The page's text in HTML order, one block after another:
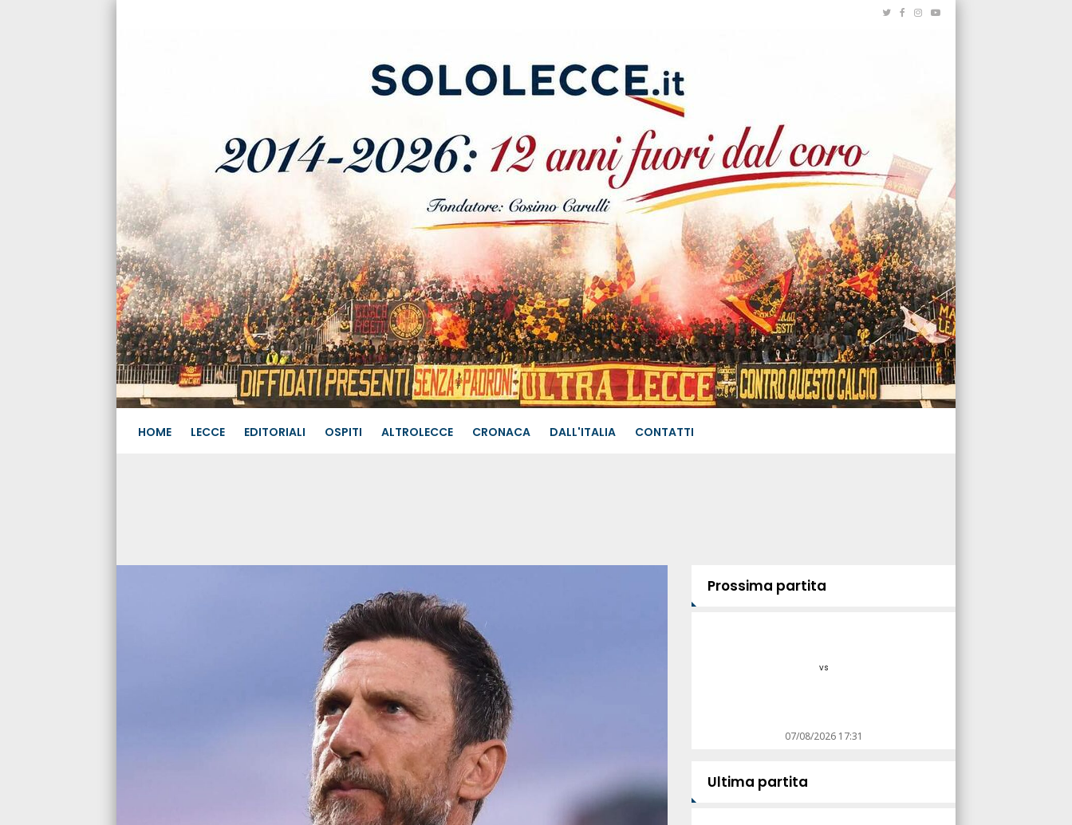
HOME LECCE EDITORIALI OSPITI ALTROLECCE CRONACA DALL'ITALIA CONTATTI
Prossima partita
vs
07/08/2026 17:31
Ultima partita